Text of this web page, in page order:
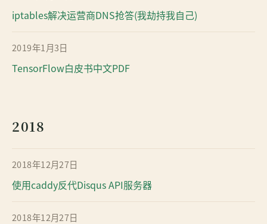
iptables解决运营商DNS抢答(我劫持我自己)
2019年1月3日
TensorFlow白皮书中文PDF
2018
2018年12月27日
使用caddy反代Disqus API服务器
2018年12月27日